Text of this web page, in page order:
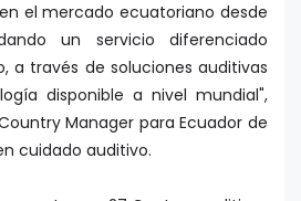
el mercado ecuatoriano desde
un servicio diferenciado
a través de soluciones auditivas
disponible a nivel mundial",
Manager para Ecuador de
cuidado auditivo.